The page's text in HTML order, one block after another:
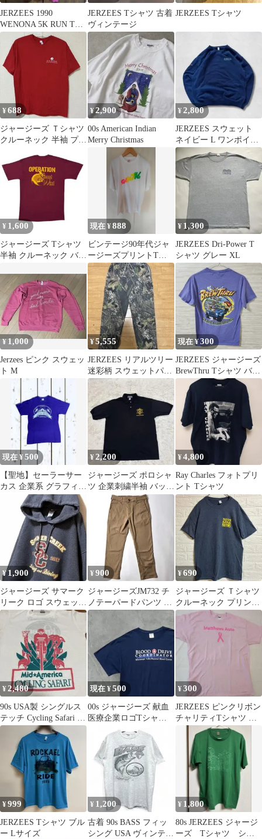
JERZEES 1990
WENONA 5K RUN Tシ
ャツ
JERZEES Tシャツ 古着
ヴィンテージ
JERZEES Tシャツ
¥688
ジャージーズ Ｔシャツ
クルーネック 半袖 プリ
ス
¥2,900
00s American Indian
Merry Christmas
¥2,800
JERZEES スウェット
ネイビー L ワンポイン
トロゴ ワーク系
¥ 1,600
ジャージーズ Tシャツ
半袖 クルーネック バー
古着
現在 ¥888
ビンテージ90年代ジャ
ージーズプリントTシ
ャツUSA製シングルス
テッチ白XL
¥ 1,300
JERZEES Dri-Power T
シャツ グレー XL
¥1,000
Jerzees ピンク スウェッ
ト M
¥5,555
JERZEES リアルツリー
迷彩柄 スウェットパン
ツ
現在 ¥300
JERZEES ジャージーズ
BrewThru Tシャツ バッ
ク 古着
現在 ¥500
【聖地】セーラーサー
カス 企業系 グラフィッ
クTシャツ 紫 M ホンジ
ュラス製
¥2,200
ジャージーズ ポロシャ
ツ 企業刺繍半袖 バック
プリント L黒 アメリカ
¥4,800
Ray Charles フォトプリ
ント Tシャツ
¥ 1,900
ジャージーズ サマーク
リーク ロゴ スウェット
パーカー グレー灰色
¥900
ジャージーズJM732 チ
ノテーパードパンツ ニ
ットライク S ベージュ
¥690
ジャージーズ Ｔシャツ
クルーネック プリント
Ｓ 紺 黄 綿ポリ カジュ
¥2,480
90s USA製 シングルス
テッチ Cycling Safari 両
面プリントT
現在 ¥500
00s ジャージーズ 献血
医療企業ロゴTシャツ
両面プリント ネイビー
¥300
JERZEES ピンクリボン
チャリティTシャツ ピ
ンク 【XL】
¥999
JERZEES Tシャツ ブル
ー Lサイズ
¥ 1,200
古着 90s BASS フィッ
シング USA ヴィンテー
¥ 1,800
80s JERZEES ジャージ
ーズ Tシャツ シン